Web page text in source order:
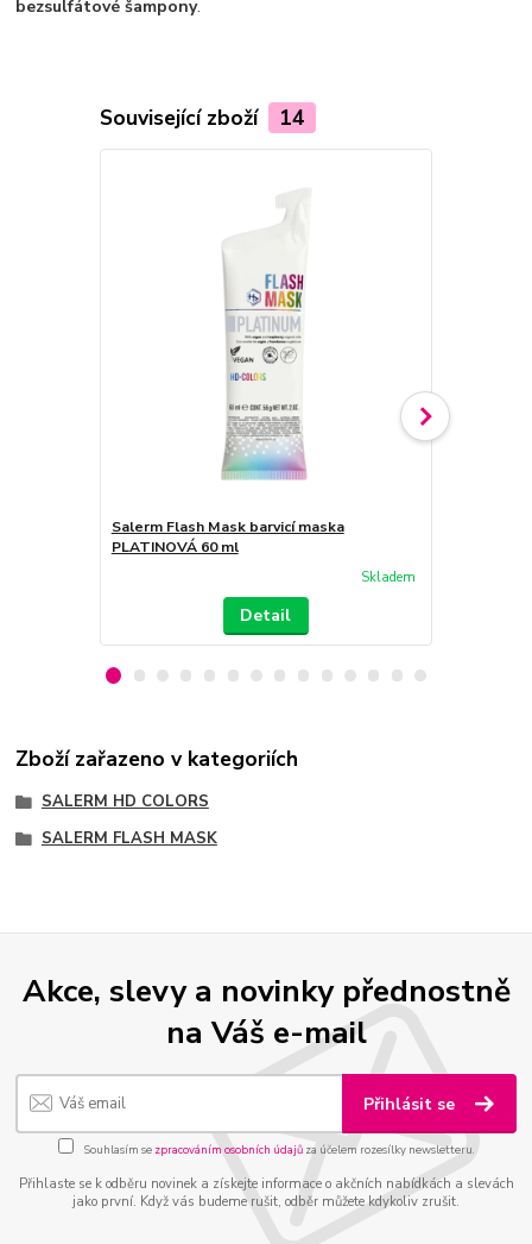
bezsulfátové šampony.
Související zboží 14
Salerm Flash Mask barvicí maska
PLATINOVÁ 60 ml
Skladem
Detail
Zboží zařazeno v kategoriích
SALERM HD COLORS
SALERM FLASH MASK
Akce, slevy a novinky přednostně
na Váš e-mail
Přihlásit se
Souhlasím se zpracováním osobních údajůza účelem rozesílky newsletteru.
Přihlaste se k odběru novinek a získejte informace o akčních nabídkách a slevách
jako první. Když vás budeme rušit, odběr můžete kdykoliv zrušit.